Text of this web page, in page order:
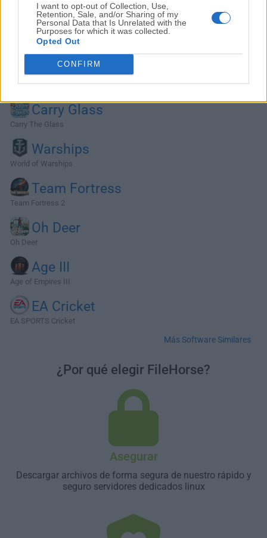
I want to opt-out of Collection, Use,
Retention, Sale, and/or Sharing of my
Personal Data that Is Unrelated with the
Purposes for which it was collected.
Opted Out
CONFIRM
Alternativas y Software Similar
Carry Glass
Carry The Glass
Warships
World of Warships
Team Fortress
Team Fortress 2
Oh Deer
Oh Deer
Age III
Age of Empires III
EA Cricket
EA SPORTS Cricket
Más Software Similares
¿Por qué elegir FileHorse?
Asegurar
Descargar archivos de forma segura de nuestro rápido y
seguro servidores dedicados linux